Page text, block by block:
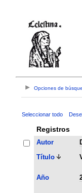
Opciones de
Seleccionar todo
Registros
Autor
Título
Año